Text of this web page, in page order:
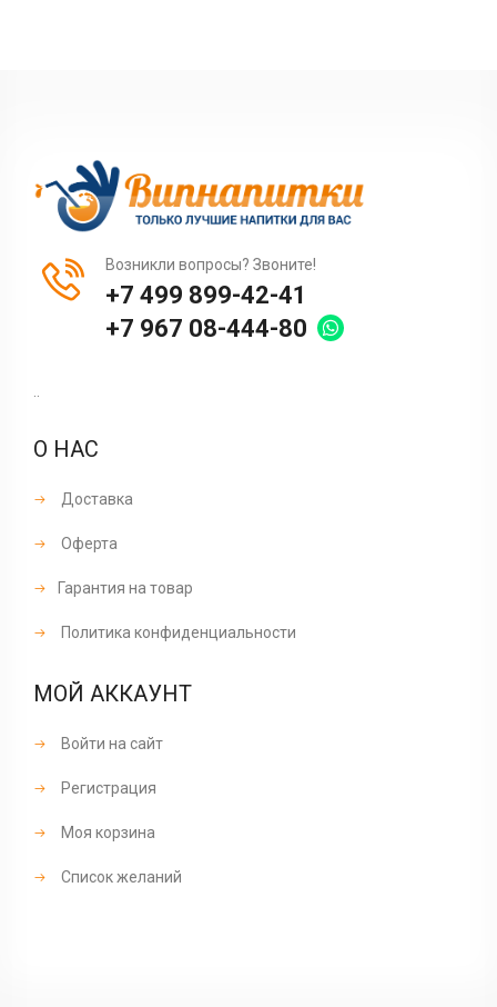
Возникли вопросы? Звоните!
+7 499 899-42-41
+7 967 08-444-80
..
О НАС
Доставка
Оферта
Гарантия на товар
Политика конфиденциальности
МОЙ АККАУНТ
Войти на сайт
Регистрация
Моя корзина
Список желаний